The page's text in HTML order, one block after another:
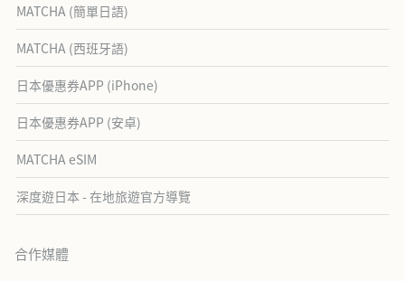
MATCHA (簡單日語)
MATCHA (西班牙語)
日本優惠券APP (iPhone)
日本優惠券APP (安卓)
MATCHA eSIM
深度遊日本 - 在地旅遊官方導覽
合作媒體